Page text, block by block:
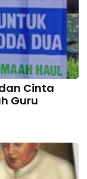
Cinta
Guru